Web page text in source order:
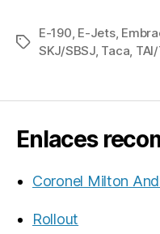
Etiquetas
E-190, E-Jets,
SKJ/SBSJ, Taca,
Enlaces
Coronel Milton
Rollout